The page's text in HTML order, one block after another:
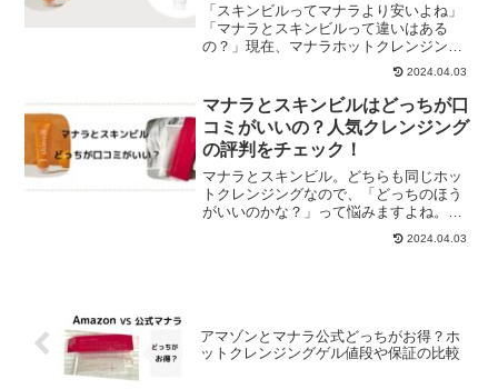
「スキンビルってマナラより安いよね」
「マナラとスキンビルって違いはある
の？」現在、マナラホットクレンジング
ゲルを愛用中。同じホットクレンジング
なのに、値段が安いスキンビルが気にな
ったので、違いを調べてみました！！調
べた結果、「スキンビルのほ...
2024.04.03
マナラとスキンビルはどっちが口
コミがいいの？人気クレンジング
の評判をチェック！
マナラとスキンビル。どちらも同じホッ
トクレンジングなので、「どっちのほう
がいいのかな？」って悩みますよね。そ
ういうときは、実際に使った人の口コミ
が頼りになりますよね。マナラホットク
2024.04.03
アマゾンとマナラ公式どっちがお得？ホ
ットクレンジングゲル値段や保証の比較